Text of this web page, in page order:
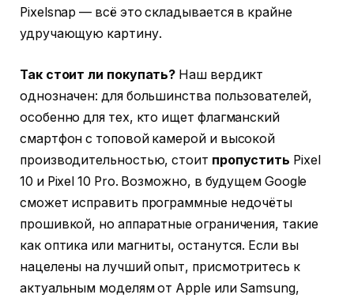
Pixelsnap — всё это складывается в крайне
удручающую картину.
Так стоит ли покупать? Наш вердикт
однозначен: для большинства пользователей,
особенно для тех, кто ищет флагманский
смартфон с топовой камерой и высокой
производительностью, стоит пропустить Pixel
10 и Pixel 10 Pro. Возможно, в будущем Google
сможет исправить программные недочёты
прошивкой, но аппаратные ограничения, такие
как оптика или магниты, останутся. Если вы
нацелены на лучший опыт, присмотритесь к
актуальным моделям от Apple или Samsung,